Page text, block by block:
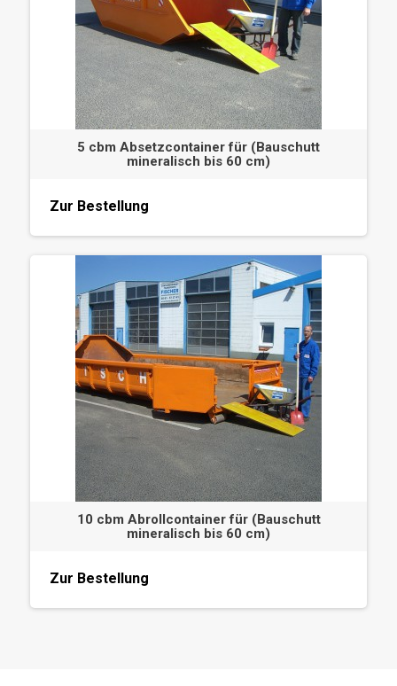
5 cbm Absetzcontainer für (Bauschutt
mineralisch bis 60 cm)
Zur Bestellung
10 cbm Abrollcontainer für (Bauschutt
mineralisch bis 60 cm)
Zur Bestellung